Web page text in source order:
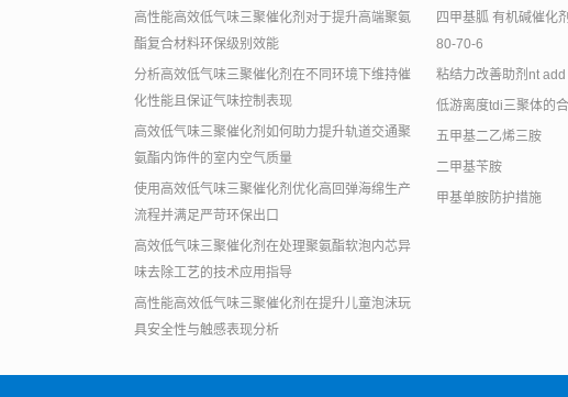
高性能高效低气味三聚催化剂对于提升高端聚氨
酯复合材料环保级别效能
分析高效低气味三聚催化剂在不同环境下维持催
化性能且保证气味控制表现
高效低气味三聚催化剂如何助力提升轨道交通聚
氨酯内饰件的室内空气质量
使用高效低气味三聚催化剂优化高回弹海绵生产
流程并满足严苛环保出口
高效低气味三聚催化剂在处理聚氨酯软泡内芯异
味去除工艺的技术应用指导
高性能高效低气味三聚催化剂在提升儿童泡沫玩
具安全性与触感表现分析
四甲基胍 有机碱催化
80-70-6
粘结力改善助剂nt
低游离度tdi三聚体的
五甲基二乙烯三胺
二甲基苄胺
甲基单胺防护措施